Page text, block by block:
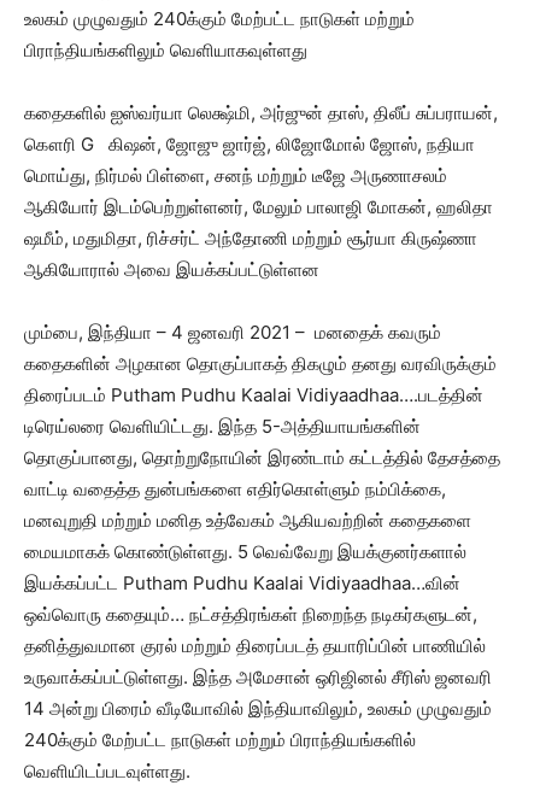
உலகம் முழுவதும் 240க்கும் மேற்பட்ட நாடுகள் மற்றும்
பிராந்தியங்களிலும் வெளியாகவுள்ளது
கதைகளில் ஐஸ்வர்யா லெக்ஷ்மி, அர்ஜுன் தாஸ், திலீப் சுப்பராயன்,
கௌரி G கிஷன், ஜோஜு ஜார்ஜ், லிஜோமோல் ஜோஸ், நதியா
மொய்து, நிர்மல் பிள்ளை, சனந் மற்றும் டீஜே அருணாசலம்
ஆகியோர் இடம்பெற்றுள்ளனர், மேலும் பாலாஜி மோகன், ஹலிதா
ஷமீம், மதுமிதா, ரிச்சர்ட் அந்தோணி மற்றும் சூர்யா கிருஷ்ணா
ஆகியோரால் அவை இயக்கப்பட்டுள்ளன
மும்பை, இந்தியா – 4 ஜனவரி 2021 – மனதைக் கவரும்
கதைகளின் அழகான தொகுப்பாகத் திகழும் தனது வரவிருக்கும்
திரைப்படம் Putham Pudhu Kaalai Vidiyaadhaa….படத்தின்
டிரெய்லரை வெளியிட்டது. இந்த 5-அத்தியாயங்களின்
தொகுப்பானது, தொற்றுநோயின் இரண்டாம் கட்டத்தில் தேசத்தை
வாட்டி வதைத்த துன்பங்களை எதிர்கொள்ளும் நம்பிக்கை,
மனவுறுதி மற்றும் மனித உத்வேகம் ஆகியவற்றின் கதைகளை
மையமாகக் கொண்டுள்ளது. 5 வெவ்வேறு இயக்குனர்களால்
இயக்கப்பட்ட Putham Pudhu Kaalai Vidiyaadhaa…வின்
ஒவ்வொரு கதையும்… நட்சத்திரங்கள் நிறைந்த நடிகர்களுடன்,
தனித்துவமான குரல் மற்றும் திரைப்படத் தயாரிப்பின் பாணியில்
உருவாக்கப்பட்டுள்ளது. இந்த அமேசான் ஒரிஜினல் சீரிஸ் ஜனவரி
14 அன்று பிரைம் வீடியோவில் இந்தியாவிலும், உலகம் முழுவதும்
240க்கும் மேற்பட்ட நாடுகள் மற்றும் பிராந்தியங்களில்
வெளியிடப்படவுள்ளது.